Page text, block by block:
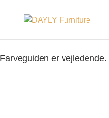
Farveguiden er vejledende.